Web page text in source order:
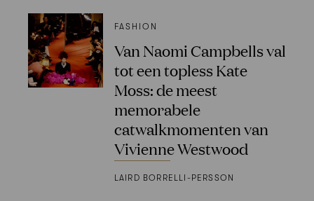
FASHION
Van Naomi Campbells val
tot een topless Kate
Moss: de meest
memorabele
catwalkmomenten van
Vivienne Westwood
LAIRD BORRELLI-PERSSON